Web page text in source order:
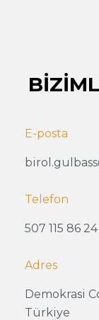
E-posta
Telefon
507 115 86 24
Adres
Demokrasi
Türkiye